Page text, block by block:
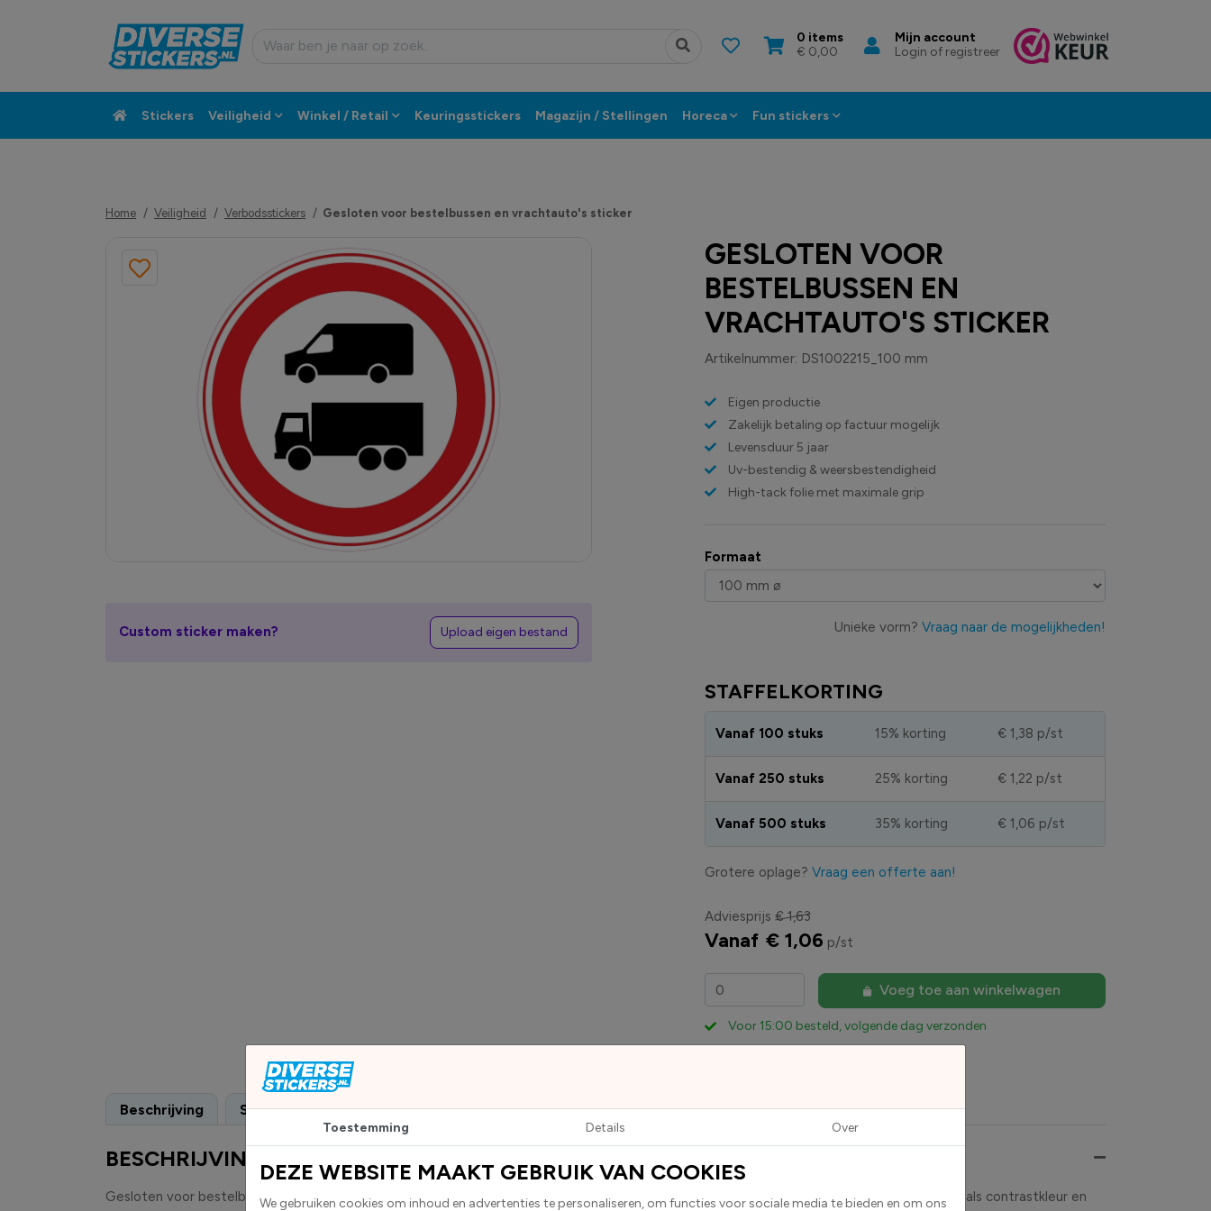
0 items
€ 0,00
Mijn account
Login of registreer
Stickers Veiligheid Winkel / Retail Keuringsstickers Magazijn / Stellingen Horeca Fun stickers
Home Veiligheid Verbodsstickers Gesloten voor bestelbussen en vrachtauto's sticker
GESLOTEN VOOR
BESTELBUSSEN EN
VRACHTAUTO'S STICKER
Artikelnummer: DS1002215_100 mm
Eigen productie
Zakelijk betaling op factuur mogelijk
Levensduur 5 jaar
Uv-bestendig & weersbestendigheid
High-tack folie met maximale grip
Formaat
Unieke vorm? Vraag naar de mogelijkheden!
STAFFELKORTING
Vanaf 100 stuks 15% korting € 1,38 p/st
Vanaf 250 stuks 25% korting € 1,22 p/st
Vanaf 500 stuks 35% korting € 1,06 p/st
Grotere oplage? Vraag een offerte aan!
Adviesprijs € 1,63
Vanaf € 1,06 p/st
Voeg toe aan winkelwagen
Voor 15:00 besteld, volgende dag verzonden
Custom sticker maken? Upload eigen bestand
Beschrijving Specificaties
BESCHRIJVING
Gesloten voor bestelbussen en vrachtauto's stickers worden geleverd als ronde stickers.Deze worden standaard geleverd in rood met wit als contrastkleur en
Toestemming Details Over
DEZE WEBSITE MAAKT GEBRUIK VAN COOKIES
We gebruiken cookies om inhoud en advertenties te personaliseren, om functies voor sociale media te bieden en om ons